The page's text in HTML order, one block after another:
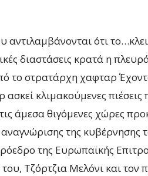
ότι
διαστάσεις κρατά η
το στρατάρχη χαφταρ
κλιμακούμενες πιέσεις
άμεσα θιγόμενες χώρες
της κυβέρνησης
της Ευρωπαϊκής
Τζόρτζια Μελόνι και